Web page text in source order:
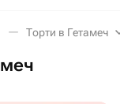
Торти в Гетамеч